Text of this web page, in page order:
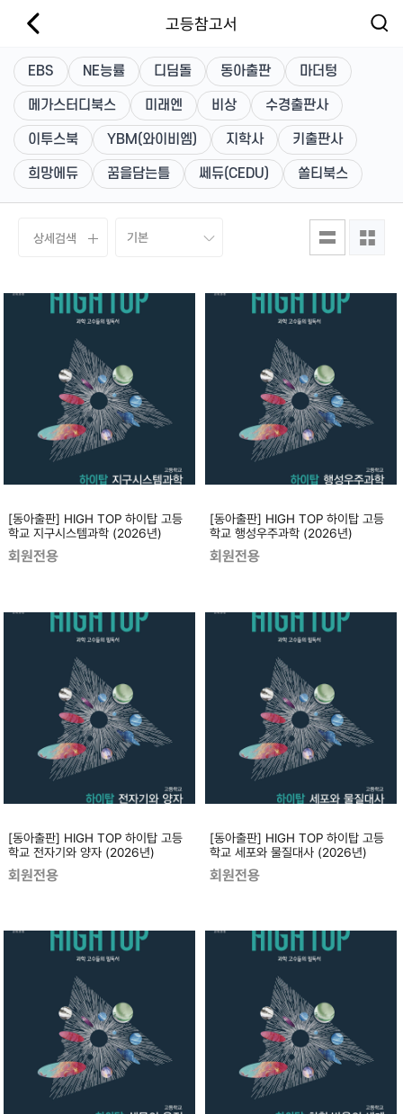
고등참고서
EBS NE능률 디딤돌 동아출판 마더텅
메가스터디북스 미래엔 비상 수경출판사
이투스북 YBM(와이비엠) 지학사 키출판사
희망에듀 꿈을담는틀 쎄듀(CEDU) 쏠티북스
상세검색
[동아출판] HIGH TOP 하이탑 고등
학교 지구시스템과학 (2026년)
회원전용
[동아출판] HIGH TOP 하이탑 고등
학교 전자기와 양자 (2026년)
회원전용
[동아출판] HIGH TOP 하이탑 고등
학교 행성우주과학 (2026년)
회원전용
[동아출판] HIGH TOP 하이탑 고등
학교 세포와 물질대사 (2026년)
회원전용